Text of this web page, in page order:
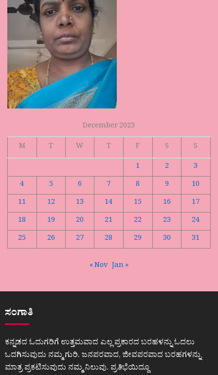
December 2023
M
T W T F S
S
1
2
3
4
5 6 7 8 9
10
11
12 13 14 15 16
17
18
19 20 21 22 23
24
25
26 27 28 29 30 31
« Nov Jan »
ಸಂಗಾತಿ
ಕನ್ನಡದ ಓದುಗರಿಗೆ ಉತ್ತಮವಾದ ಎಲ್ಲ ಪ್ರಕಾರದ ಬರಹಳನ್ನು ಓದಲು
ಒದಗಿಸುವುದು ನಮ್ಮ ಗುರಿ. ಜನಪರವಾದ, ಜೀವಪರವಾದ ಬರಹಗಳನ್ನು
ಮಾತ್ರ ಪ್ರಕಟಿಸುವುದು ನಮ್ಮ ನಿಲುವು. ಪ್ರತಿಭೆಯಿದ್ದೂ